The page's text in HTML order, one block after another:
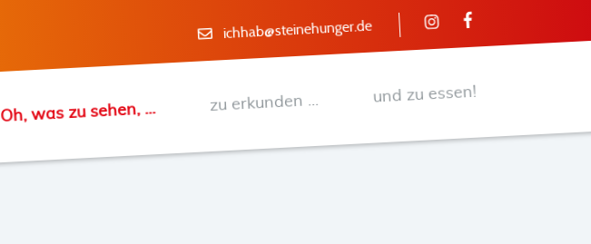
ichhab@steinehunger.de
Oh, was zu sehen, ... zu erkunden ... und zu essen!